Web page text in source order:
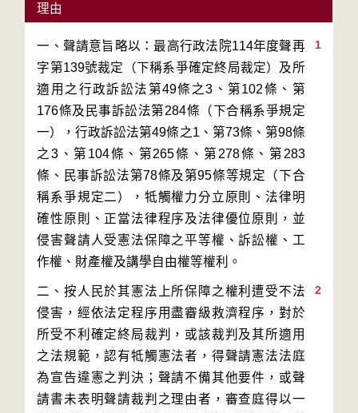
理由
1
一、聲請意旨略以：最高行政法院114年度聲再
字第139號裁定（下稱系爭確定終局裁定）及所
適用之行政訴訟法第49條之3、第102條、第
176條及民事訴訟法第284條（下合稱系爭規定
一），行政訴訟法第49條之1、第73條、第98條
之3、第104條、第265條、第278條、第283
條、民事訴訟法第78條及第95條等規定（下合
稱系爭規定二），牴觸權力分立原則、法律明
確性原則、正當法律程序及法律優位原則，並
侵害聲請人受憲法保障之平等權、訴訟權、工
2
二、按人民於其憲法上所保障之權利遭受不法
侵害，經依法定程序用盡審級救濟程序，對於
所受不利確定終局裁判，或該裁判及其所適用
之法規範，認有牴觸憲法者，得聲請憲法法庭
為宣告違憲之判決；聲請不備其他要件，或聲
請書未表明聲請裁判之理由者，審查庭得以一